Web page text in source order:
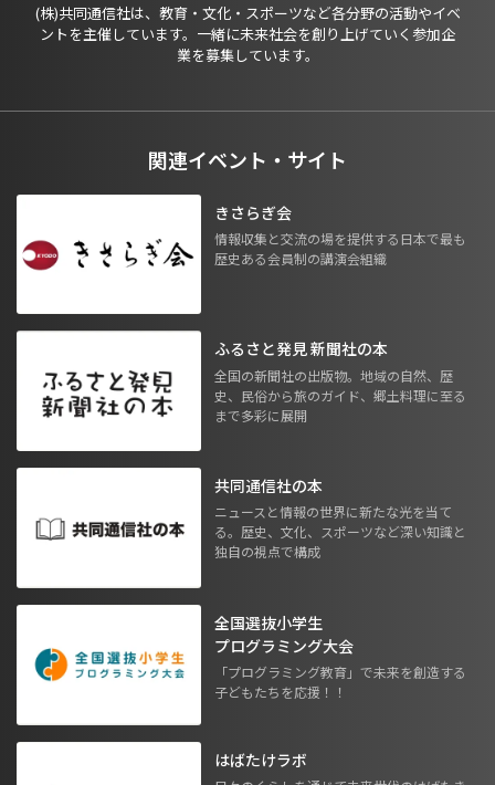
(株)共同通信社は、教育・文化・スポーツなど各分野の活動やイベ
ントを主催しています。一緒に未来社会を創り上げていく参加企
業を募集しています。
関連イベント・サイト
きさらぎ会
情報収集と交流の場を提供する日本で最も
歴史ある会員制の講演会組織
ふるさと発見 新聞社の本
全国の新聞社の出版物。地域の自然、歴
史、民俗から旅のガイド、郷土料理に至る
まで多彩に展開
共同通信社の本
ニュースと情報の世界に新たな光を当て
る。歴史、文化、スポーツなど深い知識と
独自の視点で構成
全国選抜小学生
プログラミング大会
「プログラミング教育」で未来を創造する
子どもたちを応援！！
はばたけラボ